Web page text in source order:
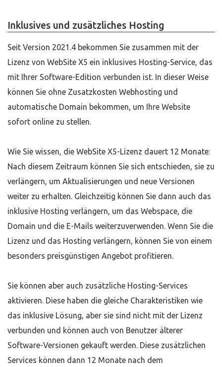
Inklusives und zusätzliches Hosting
Seit Version 2021.4 bekommen Sie zusammen mit der
Lizenz von WebSite X5 ein inklusives Hosting-Service, das
mit Ihrer Software-Edition verbunden ist. In dieser Weise
können Sie ohne Zusatzkosten Webhosting und
automatische Domain bekommen, um Ihre Website
sofort online zu stellen.
Wie Sie wissen, die WebSite X5-Lizenz dauert 12 Monate:
Nach diesem Zeitraum können Sie sich entschieden, sie zu
verlängern, um Aktualisierungen und neue Versionen
weiter zu erhalten. Gleichzeitig können Sie dann auch das
inklusive Hosting verlängern, um das Webspace, die
Domain und die E-Mails weiterzuverwenden. Wenn Sie die
Lizenz und das Hosting verlängern, können Sie von einem
besonders preisgünstigen Angebot profitieren.
Sie können aber auch zusätzliche Hosting-Services
aktivieren. Diese haben die gleiche Charakteristiken wie
das inklusive Lösung, aber sie sind nicht mit der Lizenz
verbunden und können auch von Benutzer älterer
Software-Versionen gekauft werden. Diese zusätzlichen
Services können dann 12 Monate nach dem